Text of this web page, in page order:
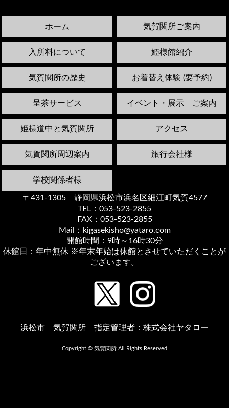
ホーム 気賀関所ご案内
入所料について 姫様館紹介
気賀関所の歴史 お着替え体験 (要予約)
呈茶サービス イベント・展示 ご案内
姫様道中と気賀関所 アクセス
気賀関所周辺案内 旅行会社様
学校関係者様
〒431-1305 静岡県浜松市浜名区細江町気賀4577
TEL：053-523-2855
FAX：053-523-2855
Mail：kigasekisho@yataro.com
開館時間：9時～16時30分
休館日：年中無休 ※年末年始は休館とさせていただくことが
ございます。
浜松市 気賀関所 指定管理者：株式会社ヤタロー
Copyright © 気賀関所 All Rights Reserved